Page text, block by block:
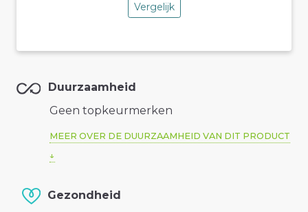
Vergelijk
Duurzaamheid
Geen topkeurmerken
MEER OVER DE DUURZAAMHEID VAN DIT PRODUCT
Gezondheid